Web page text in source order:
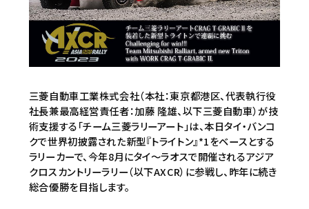
三菱自動車工業株式会社（本社：東京都港区、代表執行役
社長兼最高経営責任者：加藤 隆雄、以下三菱自動車）が技
術支援する「チーム三菱ラリーアート」は、本日タイ・バンコ
クで世界初披露された新型『トライトン』*1をベースとする
ラリーカーで、今年8月にタイ～ラオスで開催されるアジア
クロスカントリーラリー（以下AXCR）に参戦し、昨年に続き
総合優勝を目指します。